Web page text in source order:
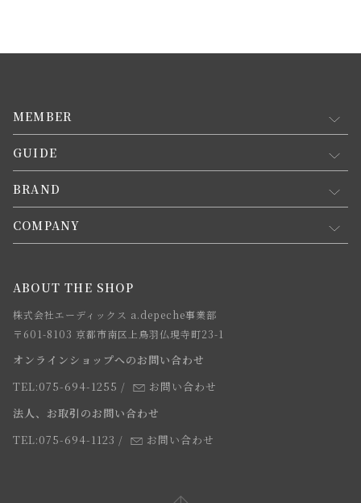
MEMBER
マイページ
新規会員登録
会員規約について
GUIDE
お買い物ガイド
会員登録について
お支払方法について
お届けについて
よくあるご質問
BRAND
コンセプト
webカタログ
COMPANY
店舗一覧
求人情報
法人のお客様
スタッフ
ABOUT THE SHOP
株式会社エーディックス a.depeche事業部
〒601-8103 京都市南区上鳥羽仏現寺町23-1
オンラインショップへのお問い合わせ
TEL:075-694-1255 /
お問い合わせ
法人、お取引のお問い合わせ
TEL:075-694-1123 / お問い合わせ